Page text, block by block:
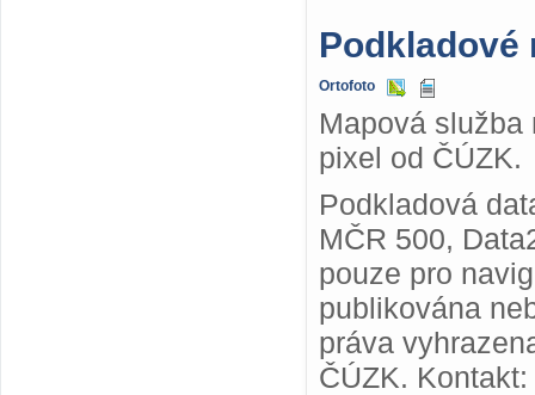
Podkladové
Ortofoto
Mapová
pixel od ČÚZK.
Podkladová
MČR 500,
pouze pro
publikována
práva
ČÚZK.